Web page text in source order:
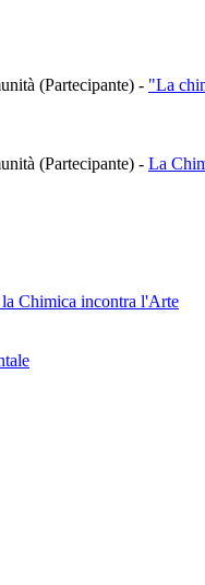
(Partecipante) - "La
(Partecipante) - La
la Chimica incontra l'Arte